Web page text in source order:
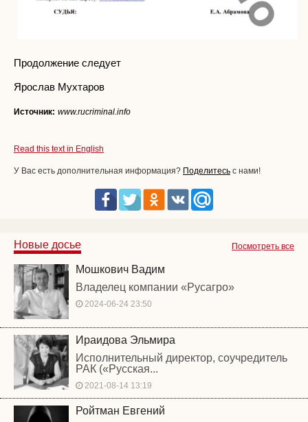
Продолжение следует
Ярослав Мухтаров
Источник: www.rucriminal.info
Read this text in English
У Вас есть дополнительная информация? Поделитесь с нами!
Посмотреть все
Новые досье
Мошкович Вадим
Владелец компании «Русагро»
2024-06-24 23:50
Ираидова Эльмира
Исполнительный директор, соучредитель
РАК («Русская...
2021-08-14 13:19
Ройтман Евгений